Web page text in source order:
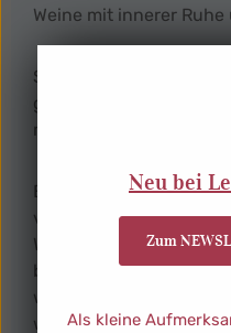
Weine mit innerer Ruhe
Seine biodynamische
gelebte Überzeugung
mit dem Boden bis zur
Besonders
vorne: Die Parzellen
Winzerinnen und
biodynamische
was seit 1993
wird von einer neuen
Neu bei
Zum
Als kleine